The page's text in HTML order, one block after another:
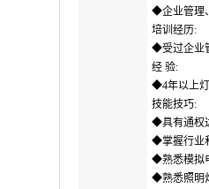
◆企业管理
培训经历:
◆受过企业
经 验:
◆4年以上灯
技能技巧:
◆具有通权
◆掌握行业
◆熟悉模拟
◆熟悉照明